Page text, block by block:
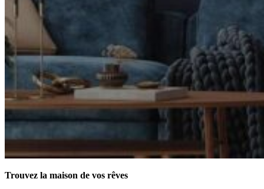
Trouvez la maison de vos rêves